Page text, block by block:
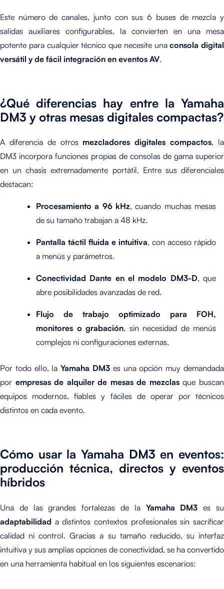
Este número de canales, junto con sus 6 buses de mezcla y
salidas auxiliares configurables, la convierten en una mesa
potente para cualquier técnico que necesite unaconsola digital
versátil y de fácil integración en eventos AV.
¿Qué diferencias hay entre la Yamaha
DM3 y otras mesas digitales compactas?
A diferencia de otros mezcladores digitales compactos, la
DM3 incorpora funciones propias de consolas de gama superior
en un chasis extremadamente portátil. Entre sus diferenciales
destacan:
Procesamiento a 96 kHz, cuando muchas mesas
de su tamaño trabajan a 48 kHz.
Pantalla táctil fluida e intuitiva, con acceso rápido
a menús y parámetros.
Conectividad Dante en el modelo DM3-D, que
abre posibilidades avanzadas de red.
Flujo de trabajo optimizado para FOH,
monitores o grabación, sin necesidad de menús
complejos ni configuraciones externas.
Por todo ello, laYamaha DM3 es una opción muy demandada
por empresas de alquiler de mesas de mezclasque buscan
equipos modernos, fiables y fáciles de operar por técnicos
distintos en cada evento.
Cómo usar la Yamaha DM3 en eventos:
producción técnica, directos y eventos
híbridos
Una de las grandes fortalezas de la Yamaha DM3 es su
adaptabilidad a distintos contextos profesionales sin sacrificar
calidad ni control. Gracias a su tamaño reducido, su interfaz
intuitiva y sus amplias opciones de conectividad, se ha convertido
en una herramienta habitual en los siguientes escenarios: